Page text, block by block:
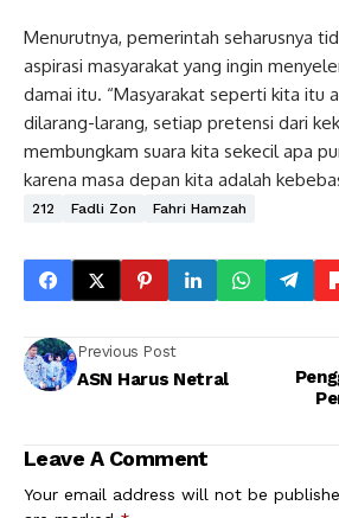
Menurutnya, pemerintah seharusnya
aspirasi masyarakat yang ingin
damai itu. “Masyarakat seperti kita itu
dilarang-larang, setiap pretensi dari
membungkam suara kita sekecil apa
karena masa depan kita adalah
212 Fadli Zon Fahri Hamzah
Previous Post
ASN Harus Netral
Leave A Comment
Your email address will not be